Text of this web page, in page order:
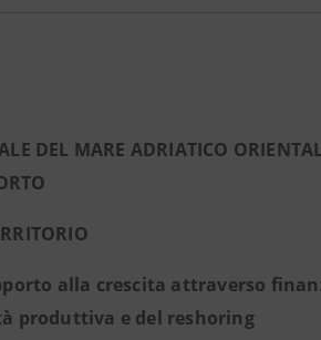
DEL MARE ADRIATICO
alla crescita attraverso
produttiva e del reshoring